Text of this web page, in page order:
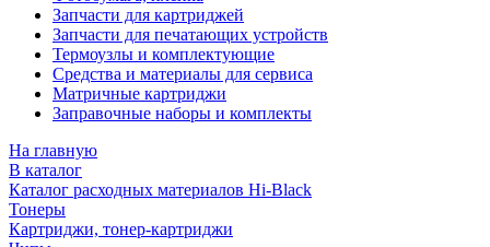
Запчасти для картриджей
Запчасти для печатающих устройств
Термоузлы и комплектующие
Средства и материалы для сервиса
Матричные картриджи
Заправочные наборы и комплекты
На главную
В каталог
Каталог расходных материалов Hi-Black
Тонеры
Картриджи, тонер-картриджи